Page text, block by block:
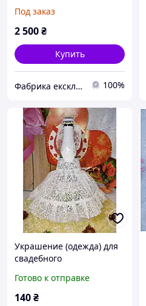
Под заказ
2 500₴
Купить
Фабрика ексклюзивної вишивки Family Tradition 100%
Украшение (одежда) для
свадебного
"невеста"№15
Готово к отправке
140₴